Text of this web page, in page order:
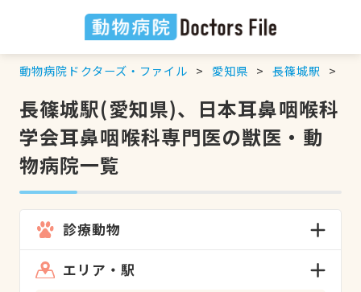
動物病院ドクターズ・ファイル 愛知県 長篠城駅
長篠城駅(愛知県)、日本耳鼻咽喉科
学会耳鼻咽喉科専門医の獣医・動
物病院一覧
診療動物
エリア・駅